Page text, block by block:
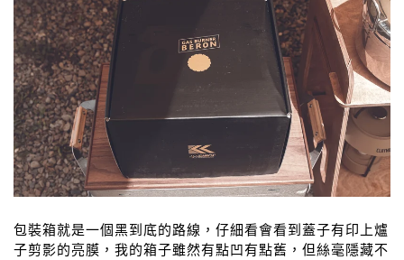
包裝箱就是一個黑到底的路線，仔細看會看到蓋子有印上爐
子剪影的亮膜，我的箱子雖然有點凹有點舊，但絲毫隱藏不